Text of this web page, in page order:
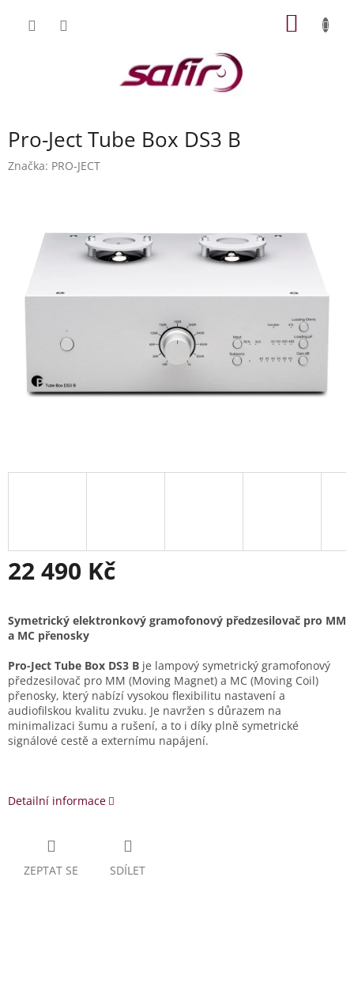
Pro-Ject Tube Box DS3 B
Značka: PRO-JECT
22 490 Kč
Symetrický elektronkový gramofonový předzesilovač pro MM
a MC přenosky
Pro-Ject Tube Box DS3 B je lampový symetrický gramofonový
předzesilovač pro MM (Moving Magnet) a MC (Moving Coil)
přenosky, který nabízí vysokou flexibilitu nastavení a
audiofilskou kvalitu zvuku. Je navržen s důrazem na
minimalizaci šumu a rušení, a to i díky plně symetrické
signálové cestě a externímu napájení.
Detailní informace
ZEPTAT SE SDÍLET